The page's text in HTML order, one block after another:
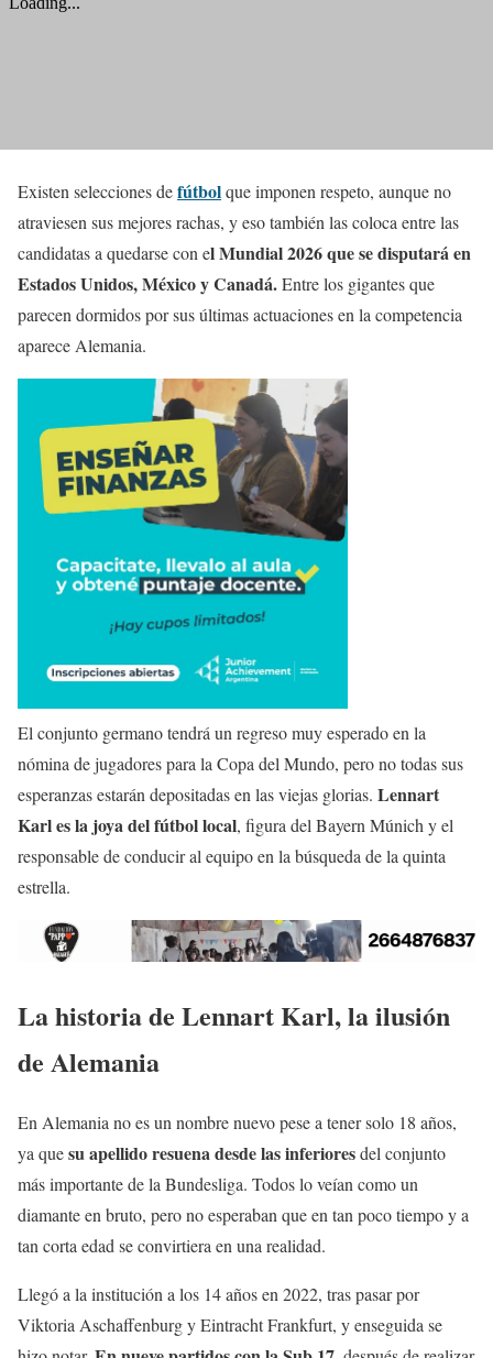
Existen selecciones defútbolque imponen respeto, aunque no
atraviesen sus mejores rachas, y eso también las coloca entre las
candidatas a quedarse con el Mundial 2026 que se disputará en
Estados Unidos, México y Canadá.Entre los gigantes que
parecen dormidos por sus últimas actuaciones en la competencia
aparece Alemania.
El conjunto germano tendrá un regreso muy esperado en la
nómina de jugadores para la Copa del Mundo, pero no todas sus
esperanzas estarán depositadas en las viejas glorias. Lennart
Karl es la joya del fútbol local, figura del Bayern Múnich y el
responsable de conducir al equipo en la búsqueda de la quinta
estrella.
La historia de Lennart Karl, la ilusión
de Alemania
En Alemania no es un nombre nuevo pese a tener solo 18 años,
ya quesu apellido resuena desde las inferioresdel conjunto
más importante de la Bundesliga. Todos lo veían como un
diamante en bruto, pero no esperaban que en tan poco tiempo y a
tan corta edad se convirtiera en una realidad.
Llegó a la institución a los 14 años en 2022, tras pasar por
Viktoria Aschaffenburg y Eintracht Frankfurt, y enseguida se